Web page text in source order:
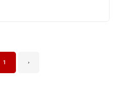
1 ›